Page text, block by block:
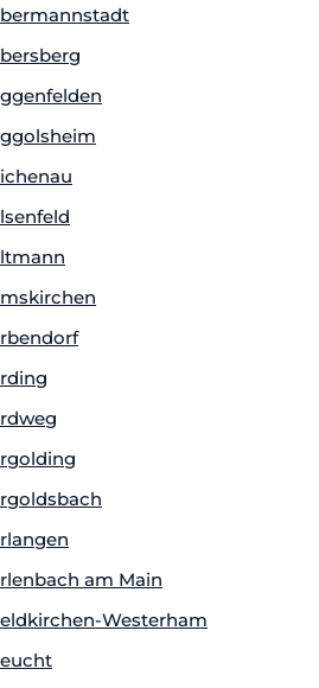
am Main
Westerham